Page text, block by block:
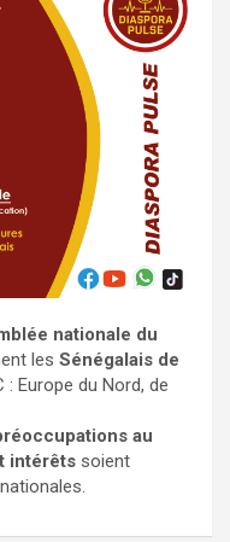
nationale du
les Sénégalais de
: Europe du Nord, de
au
intérêts soient